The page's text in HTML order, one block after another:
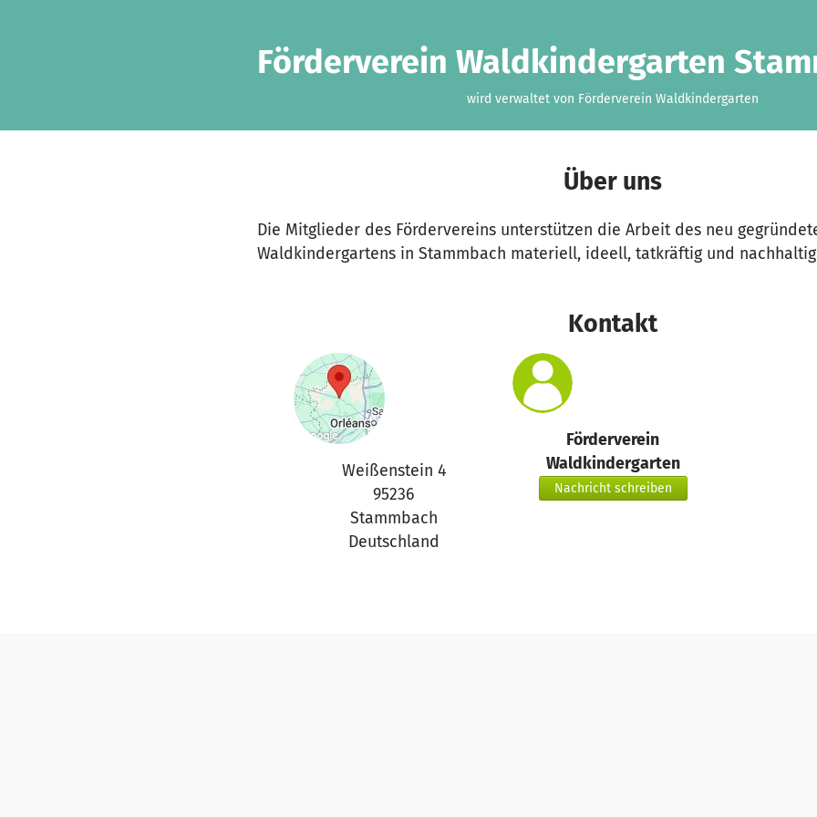
Förderverein Waldkindergarten
wird verwaltet von Förderverein Waldkindergarten
Über uns
Die Mitglieder des Fördervereins unterstützen die Arbeit des neu
Waldkindergartens in Stammbach materiell, ideell, tatkräftig und
Kontakt
Weißenstein 4
95236
Stammbach
Deutschland
Förderverein
Waldkindergarten
Nachricht schreiben